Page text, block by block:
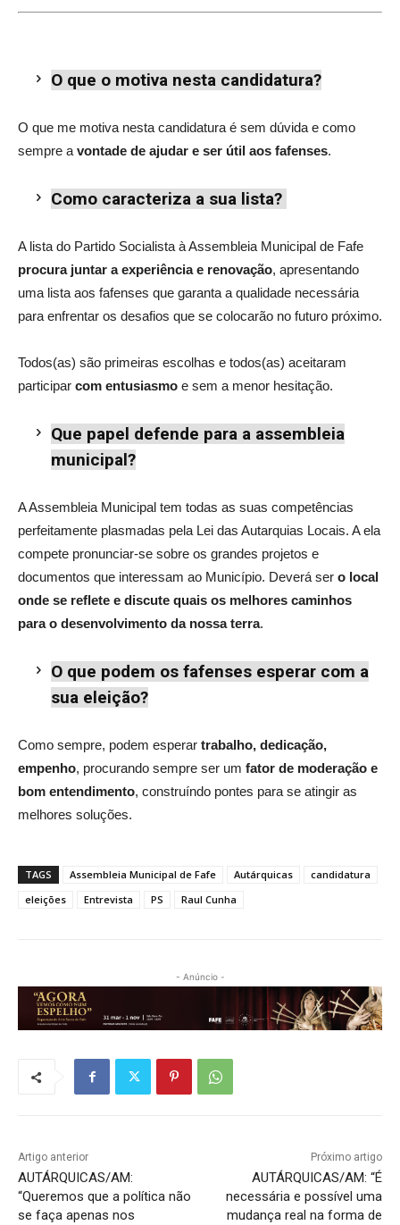
O que o motiva nesta candidatura?
O que me motiva nesta candidatura é sem dúvida e como
sempre a vontade de ajudar e ser útil aos fafenses.
Como caracteriza a sua lista?
A lista do Partido Socialista à Assembleia Municipal de Fafe
procura juntar a experiência e renovação, apresentando
uma lista aos fafenses que garanta a qualidade necessária
para enfrentar os desafios que se colocarão no futuro próximo.
Todos(as) são primeiras escolhas e todos(as) aceitaram
participar com entusiasmo e sem a menor hesitação.
Que papel defende para a assembleia
municipal?
A Assembleia Municipal tem todas as suas competências
perfeitamente plasmadas pela Lei das Autarquias Locais. A ela
compete pronunciar-se sobre os grandes projetos e
documentos que interessam ao Município. Deverá ser o local
onde se reflete e discute quais os melhores caminhos
para o desenvolvimento da nossa terra.
O que podem os fafenses esperar com a
sua eleição?
Como sempre, podem esperar trabalho, dedicação,
empenho, procurando sempre ser um fator de moderação e
bom entendimento, construíndo pontes para se atingir as
melhores soluções.
TAGS Assembleia Municipal de Fafe Autárquicas
candidatura
eleições
Entrevista PS Raul Cunha
- Anúncio -
Artigo anterior
AUTÁRQUICAS/AM:
“Queremos que a política não
se faça apenas nos
Próximo artigo
AUTÁRQUICAS/AM: “É
necessária e possível uma
mudança real na forma de